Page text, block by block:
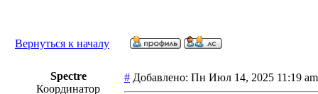
Вернуться к началу
Spectre
Координатор
# Добавлено: Пн Июл 14, 2025 11:19